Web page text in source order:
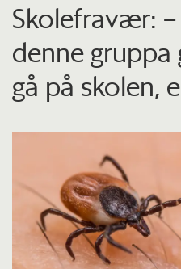
Skolefravær:
denne gruppa
gå på skolen,